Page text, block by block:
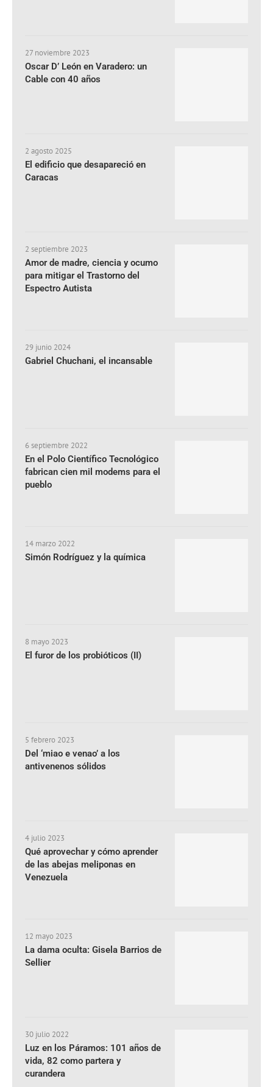
27 noviembre 2023
Oscar D’ León en Varadero: un
Cable con 40 años
2 agosto 2025
El edificio que desapareció en
Caracas
2 septiembre 2023
Amor de madre, ciencia y ocumo
para mitigar el Trastorno del
Espectro Autista
29 junio 2024
Gabriel Chuchani, el incansable
6 septiembre 2022
En el Polo Científico Tecnológico
fabrican cien mil modems para el
pueblo
14 marzo 2022
Simón Rodríguez y la química
8 mayo 2023
El furor de los probióticos (II)
5 febrero 2023
Del ‘miao e venao’ a los
antivenenos sólidos
4 julio 2023
Qué aprovechar y cómo aprender
de las abejas meliponas en
Venezuela
12 mayo 2023
La dama oculta: Gisela Barrios de
Sellier
30 julio 2022
Luz en los Páramos: 101 años de
vida, 82 como partera y
curandera